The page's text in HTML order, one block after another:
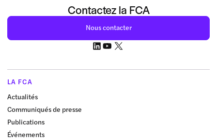
Contactez la FCA
Nous contacter
LA FCA
Actualités
Communiqués de presse
Publications
Événements